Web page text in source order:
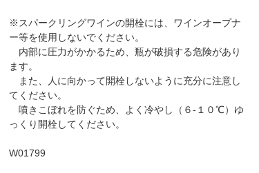
※スパークリングワインの開栓には、ワインオープナ
ー等を使用しないでください。
内部に圧力がかかるため、瓶が破損する危険があり
ます。
また、人に向かって開栓しないように充分に注意し
てください。
噴きこぼれを防ぐため、よく冷やし（６-１０℃）ゆ
っくり開栓してください。
W01799